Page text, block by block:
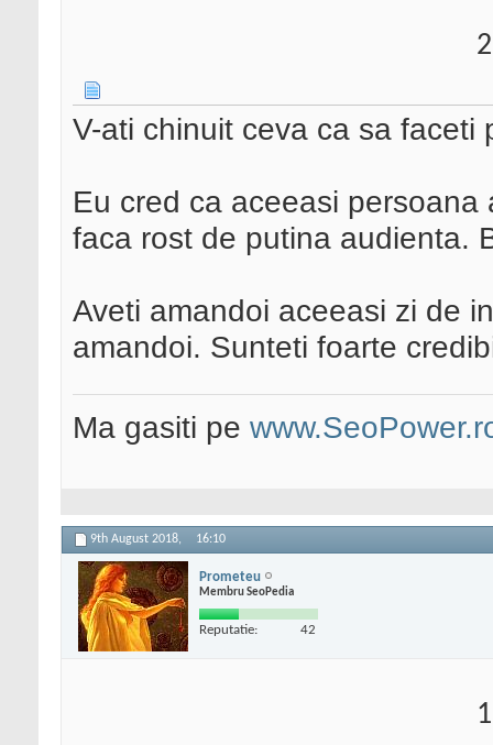
V-ati chinuit ceva ca sa
Eu cred ca aceeasi
faca rost de putina audienta.
Aveti amandoi aceeasi zi de
amandoi. Sunteti foarte
Ma gasiti pe
9th August 2018, 16:10
Prometeu
Membru SeoPedia
Reputatie: 42